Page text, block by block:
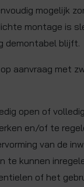
mogelijk
montage is
demontabel blijft.
aanvraag met
open of
en/of te
van de
te kunnen
of het